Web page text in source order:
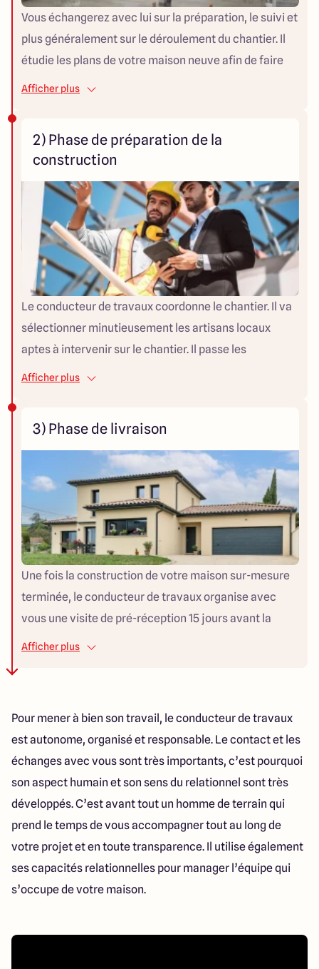
Vous échangerez avec lui sur la préparation, le suivi et
plus généralement sur le déroulement du chantier. Il
étudie les plans de votre maison neuve afin de faire
les choix techniques qui s’imposent. Maisons ARLOGIS
certains matériaux et coloris. Après validation de
toutes les phases, le conducteur de travaux transmet
le dossier au bureau d’études. Ce dernier réalise alors
les plans techniques et les études thermiques et
structures nécessaires pour réaliser la maison. En
amont de la construction de votre maison neuve, le
conducteur de travaux s’assure d’avoir les
documents administratifs obligatoires. Pour cela, il
terrain / L’assurance dommages-ouvrage.
Afficher plus
2) Phase de préparation de la
construction
Le conducteur de travaux coordonne le chantier. Il va
sélectionner minutieusement les artisans locaux
aptes à intervenir sur le chantier. Il passe les
commandes de matériaux nécessaires à la
de construction. Une fois tous les acteurs du projet
missionnés, le rôle du conducteur de travaux est de
mener à bien la construction de votre maison dans le
respect du planning établi avec les artisans. Afin de
vérifier l’avancement, il se rend au minimum une fois
par semaine sur le chantier. Chaque étape est validée
par le conducteur de travaux. Durant toute la
travail. Il veille aussi à organiser avec vous des visites
Afficher plus
3) Phase de livraison
Une fois la construction de votre maison sur-mesure
terminée, le conducteur de travaux organise avec
vous une visite de pré-réception 15 jours avant la
réception. Cette visite a pour but de valider avec vous
réalisation de votre maison. S’il n’y a pas besoin de
nouveaux travaux, la livraison peut avoir lieu avec la
remise des clés de votre nouvelle maison.
Afficher plus
Pour mener à bien son travail, le conducteur de travaux
est autonome, organisé et responsable. Le contact et les
échanges avec vous sont très importants, c’est pourquoi
son aspect humain et son sens du relationnel sont très
développés. C’est avant tout un homme de terrain qui
prend le temps de vous accompagner tout au long de
votre projet et en toute transparence. Il utilise également
ses capacités relationnelles pour manager l’équipe qui
s’occupe de votre maison.